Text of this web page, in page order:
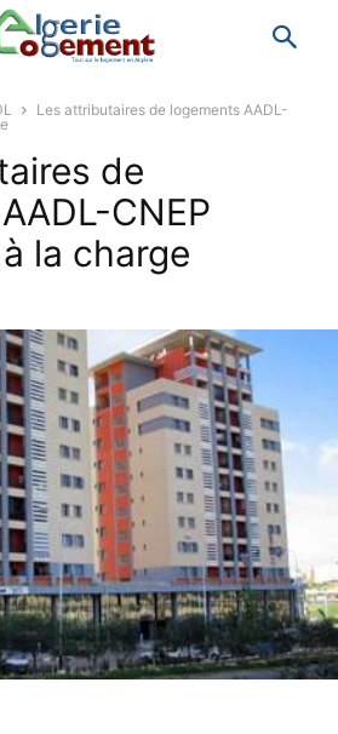
Les attributaires de logements AADL-
de
CNEP
la charge